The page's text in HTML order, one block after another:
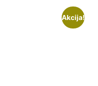
Akcija!